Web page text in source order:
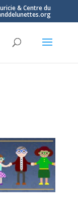
& Centre du